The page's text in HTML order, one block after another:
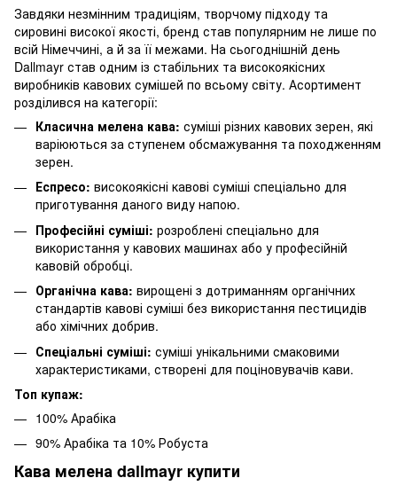
Завдяки незмінним традиціям, творчому підходу та
сировині високої якості, бренд став популярним не лише по
всій Німеччині, а й за її межами. На сьогоднішній день
Dallmayr став одним із стабільних та високоякісних
виробників кавових сумішей по всьому світу. Асортимент
розділився на категорії:
Класична мелена кава: суміші різних кавових зерен, які
варіюються за ступенем обсмажування та походженням
зерен.
Еспресо: високоякісні кавові суміші спеціально для
приготування даного виду напою.
Професійні суміші: розроблені спеціально для
використання у кавових машинах або у професійній
кавовій обробці.
Органічна кава: вирощені з дотриманням органічних
стандартів кавові суміші без використання пестицидів
або хімічних добрив.
Спеціальні суміші: суміші унікальними смаковими
характеристиками, створені для поціновувачів кави.
Топ купаж:
100% Арабіка
90% Арабіка та 10% Робуста
Кава мелена dallmayr купити